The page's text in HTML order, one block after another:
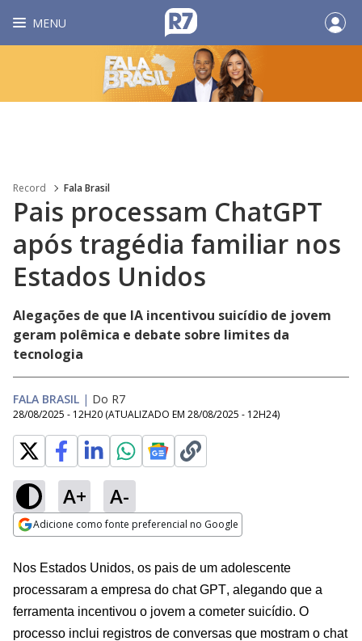
MENU
Record Fala Brasil
Pais processam ChatGPT
após tragédia familiar nos
Estados Unidos
Alegações de que IA incentivou suicídio de jovem
geram polêmica e debate sobre limites da
tecnologia
FALA BRASIL | Do R7
28/08/2025 - 12H20 (ATUALIZADO EM 28/08/2025 - 12H24)
A+ A-
Adicione como fonte preferencial no Google
Ativar
Loaded
19.27%
Nos Estados Unidos, os pais de um adolescente
processaram a empresa do chat GPT, alegando que a
ferramenta incentivou o jovem a cometer suicídio. O
processo inclui registros de conversas que mostram o chat